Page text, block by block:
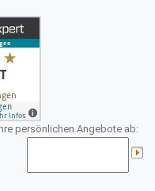
persönlichen Angebote ab: